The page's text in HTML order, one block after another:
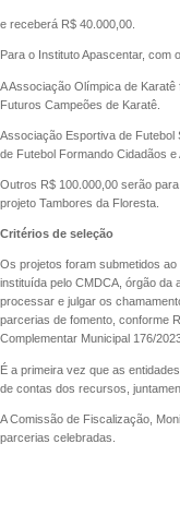
e receberá R$ 40.000,00.
Para o Instituto Apascentar, com
A Associação Olímpica de
Futuros Campeões de Karatê.
Associação Esportiva de Futebol
de Futebol Formando Cidadãos
Outros R$ 100.000,00 serão
projeto Tambores da Floresta.
Critérios de seleção
Os projetos foram submetidos
instituída pelo CMDCA, órgão da
processar e julgar os
parcerias de fomento, conforme
Complementar Municipal 176/
É a primeira vez que as
de contas dos recursos,
A Comissão de Fiscalização,
parcerias celebradas.